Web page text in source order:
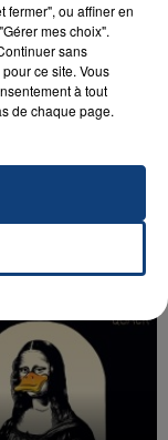
DE LA...
qui a
ses
fermer", ou affiner en
mes choix".
sans
ce site. Vous
à tout
de chaque page.